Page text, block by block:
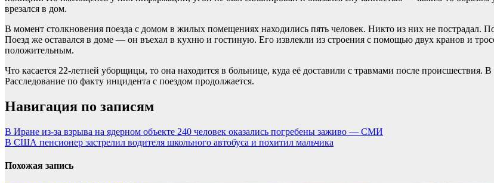
врезался в дом.
В момент столкновения поезда с домом в жилых помещениях находились пять человек. Никто из них не пострадал.
Поезд же оставался в доме — он въехал в кухню и гостиную. Его извлекли из строения с помощью двух кранов и
положительным.
Что касается 22-летней уборщицы, то она находится в больнице, куда её доставили с травмами после происшествия.
Расследование по факту инцидента с поездом продолжается.
Навигация по записям
В Иране из-за взрыва на ядерном объекте 240 человек оказались погребены заживо — СМИ
В США пенсионер застрелил водителя школьного автобуса и похитил мальчика
Похожая запись